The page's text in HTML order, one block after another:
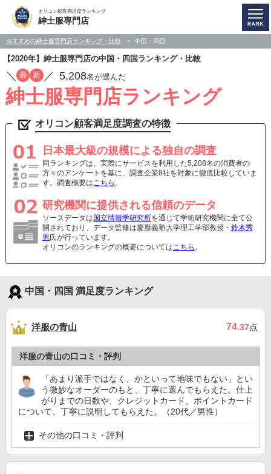
オリコン顧客満足度ランキング
紳士服専門店
おすすめの紳士服専門店ランキング・比較 中国・四国
【2020年】紳士服専門店の中国・四国ランキング・比較
／ 最 新 ／ 5,208名が選んだ
紳士服専門店ランキング
オリコン顧客満足度調査の特徴
日本最大級の規模による独自の調査
同ランキングは、実際にサービスを利用した5,208名の消費者の
方々のアンケートを基に、調査企業8社を対象に徹底比較していま
す。調査概要はこちら 。
研究機関に提供される信頼のデータ
ソースデータは 国立情報学研究所を通じて学術研究機関に全て公
開されており、データ監修は慶應義塾大学理工学部教授・ 鈴木秀
男 氏が行っています。
オリコンのランキングの概要についてはこちら 。
中国・四国 満足度ランキング
洋服の青山 74.37点
洋服の青山の口コミ・評判
「あまり派手ではなく、かといって地味でもない」とい
う微妙なオーダーのもと、丁寧に選んでもらえた。仕上
がりまでの日数や、クレジットカード、ポイントカード
について、丁寧に説明してもらえた。（20代／男性）
その他の口コミ・評判